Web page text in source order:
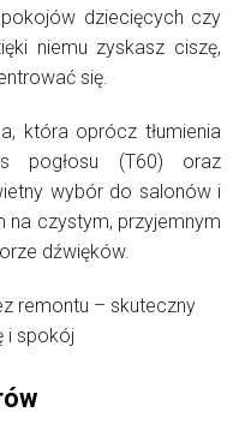
dziecięcych czy
niemu zyskasz ciszę,
się.
która oprócz tłumienia
pogłosu (T60) oraz
wybór do salonów i
na czystym, przyjemnym
dźwięków.